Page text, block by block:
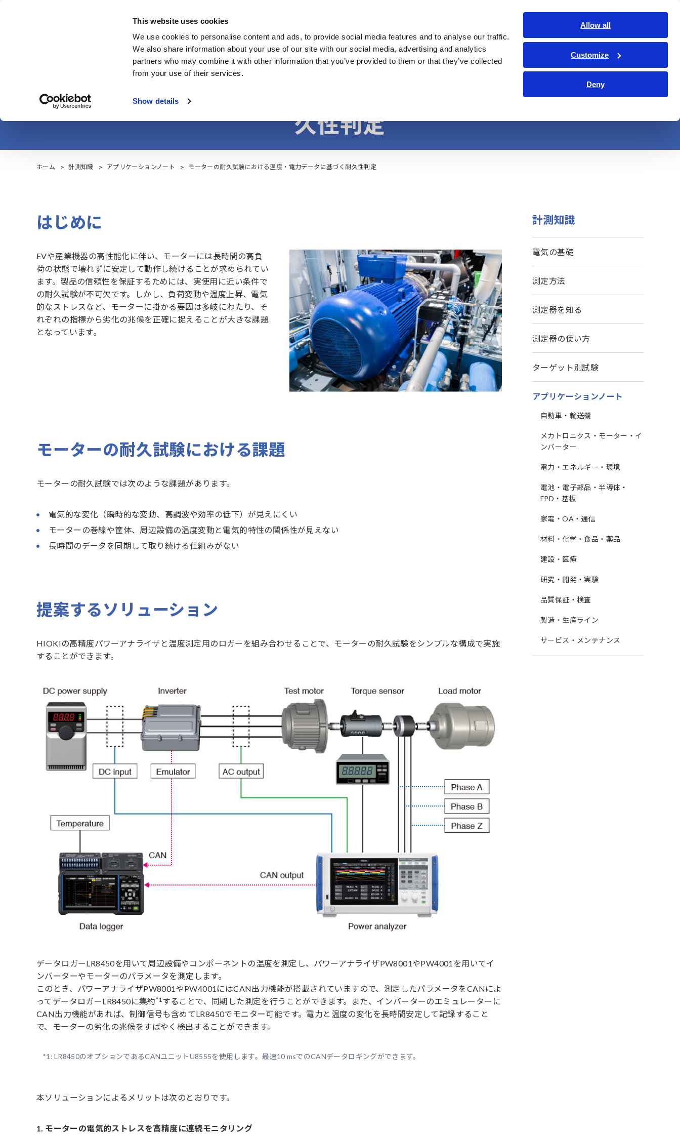
This website uses cookies
We use cookies to personalise content and ads, to provide social media features and to analyse our traffic.
We also share information about your use of our site with our social media, advertising and analytics
partners who may combine it with other information that you’ve provided to them or that they’ve collected
from your use of their services.
Show details
Allow all
Customize
Deny
製品・サービス
製品 業種・ソリューション 計測知識 サービス・サポート コーポレート・IR
お問い合わせ
モーターの耐久試験における温度・電力データに基づく耐
久性判定
ホーム 計測知識 アプリケーションノート モーターの耐久試験における温度・電力データに基づく耐久性判定
はじめに
EVや産業機器の高性能化に伴い、モーターには長時間の高負
荷の状態で壊れずに安定して動作し続けることが求められてい
ます。製品の信頼性を保証するためには、実使用に近い条件で
の耐久試験が不可欠です。しかし、負荷変動や温度上昇、電気
的なストレスなど、モーターに掛かる要因は多岐にわたり、そ
れぞれの指標から劣化の兆候を正確に捉えることが大きな課題
となっています。
モーターの耐久試験における課題
モーターの耐久試験では次のような課題があります。
電気的な変化（瞬時的な変動、高調波や効率の低下）が見えにくい
モーターの巻線や筐体、周辺設備の温度変動と電気的特性の関係性が見えない
長時間のデータを同期して取り続ける仕組みがない
提案するソリューション
HIOKIの高精度パワーアナライザと温度測定用のロガーを組み合わせることで、モーターの耐久試験をシンプルな構成で実施
することができます。
データロガーLR8450を用いて周辺設備やコンポーネントの温度を測定し、パワーアナライザPW8001やPW4001を用いてイ
ンバーターやモーターのパラメータを測定します。
このとき、パワーアナライザPW8001やPW4001にはCAN出力機能が搭載されていますので、測定したパラメータをCANによ
ってデータロガーLR8450に集約*1することで、同期した測定を行うことができます。また、インバーターのエミュレーターに
CAN出力機能があれば、制御信号も含めてLR8450でモニター可能です。電力と温度の変化を長時間安定して記録すること
で、モーターの劣化の兆候をすばやく検出することができます。
*1: LR8450のオプションであるCANユニットU8555を使用します。最速10 msでのCANデータロギングができます。
本ソリューションによるメリットは次のとおりです。
1. モーターの電気的ストレスを高精度に連続モニタリング
計測知識
電気の基礎
測定方法
測定器を知る
測定器の使い方
ターゲット別試験
アプリケーションノート
自動車・輸送機
メカトロニクス・モーター・イ
ンバーター
電力・エネルギー・環境
電池・電子部品・半導体・
FPD・基板
家電・OA・通信
材料・化学・食品・薬品
建設・医療
研究・開発・実験
品質保証・検査
製造・生産ライン
サービス・メンテナンス